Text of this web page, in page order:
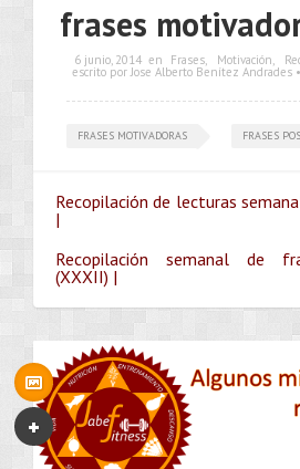
frases
6 junio, 2014 en Frases, Motivación,
escrito por Jose Alberto Benítez Andrades •
FRASES MOTIVADORAS FRASES
Recopilación de lecturas
|
Recopilación semanal de
(XXXII) |